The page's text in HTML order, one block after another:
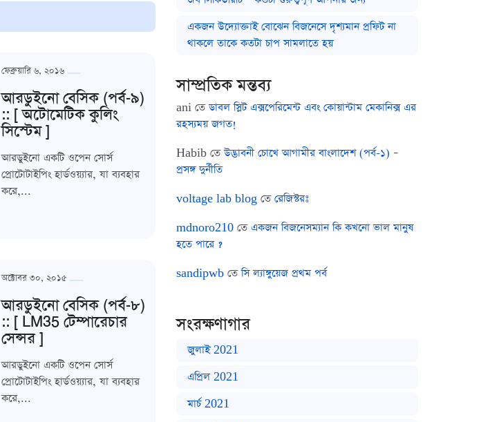
ফেব্রুয়ারি ৬, ২০১৬
আরডুইনো বেসিক (পর্ব-৯)
:: [ অটোমেটিক কুলিং
সিস্টেম ]
আরডুইনো একটি ওপেন সোর্স
প্রোটোটাইপিং হার্ডওয়্যার, যা ব্যবহার
করে,...
অক্টোবর ৩০, ২০১৫
আরডুইনো বেসিক (পর্ব-৮)
:: [ LM35 টেম্পারেচার
সেন্সর ]
আরডুইনো একটি ওপেন সোর্স
প্রোটোটাইপিং হার্ডওয়্যার, যা ব্যবহার
করে,...
একজন উদ্যোক্তাই বোঝেন বিজনেসে দৃশ্যমান প্রফিট না
থাকলে তাকে কতটা চাপ সামলাতে হয়
সাম্প্রতিক মন্তব্য
ani তেডাবল স্লিট এক্সপেরিমেন্ট এবং কোয়ান্টাম মেকানিক্স এর
রহস্যময় জগত!
Habib তেউদ্ভাবনী চোখে আগামীর বাংলাদেশ (পর্ব-১) –
প্রসঙ্গ দুর্নীতি
voltage lab blog তেরেজিস্টরঃ
mdnoro210 তেএকজন বিজনেসম্যান কি কখনো ভাল মানুষ
হতে পারে ?
sandipwb তেসি ল্যাঙ্গুয়েজ প্রথম পর্ব
সংরক্ষণাগার
জুলাই 2021
এপ্রিল 2021
মার্চ 2021